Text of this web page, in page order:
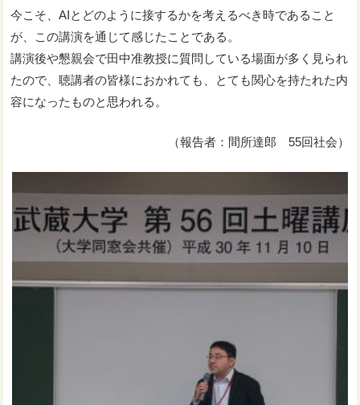
今こそ、AIとどのように接するかを考えるべき時であること
が、この講演を通じて感じたことである。
講演後や懇親会で田中准教授に質問している場面が多く見られ
たので、聴講者の皆様におかれても、とても関心を持たれた内
容になったものと思われる。
（報告者：間所達郎 55回社会）